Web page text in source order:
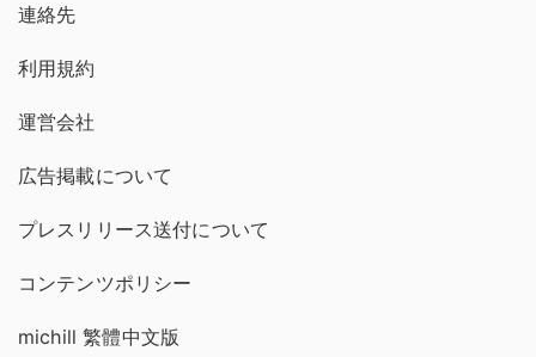
連絡先
利用規約
運営会社
広告掲載について
プレスリリース送付について
コンテンツポリシー
michill 繁體中文版